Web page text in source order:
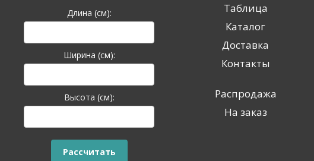
Длина (см):
Ширина (см):
Высота (см):
Таблица
Каталог
Доставка
Контакты
Распродажа
На заказ